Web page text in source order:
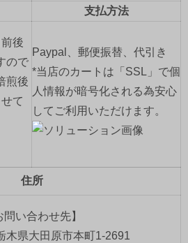
支払方法
後
ので
煎後
て
Paypal、郵便振替、代引き
*当店のカートは「SSL」で個
人情報が暗号化される為安心
してご利用いただけます。
住所
問い合わせ先】
木県大田原市本町1-2691